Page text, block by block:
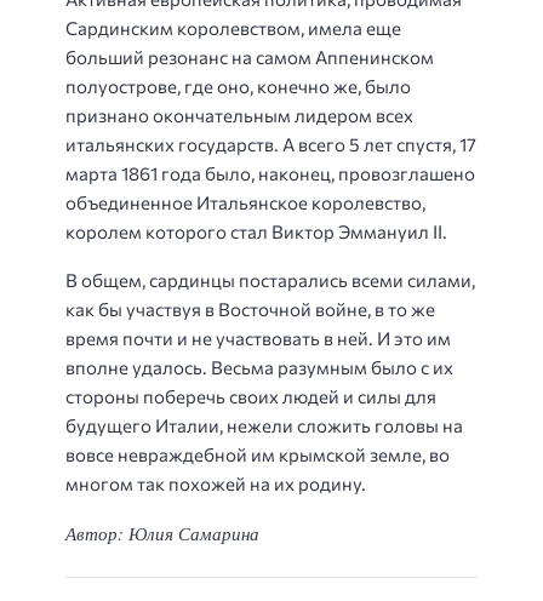
Сардинским королевством, имела еще
больший резонанс на самом Аппенинском
полуострове, где оно, конечно же, было
признано окончательным лидером всех
итальянских государств. А всего 5 лет спустя, 17
марта 1861 года было, наконец, провозглашено
объединенное Итальянское королевство,
королем которого стал Виктор Эммануил II.
В общем, сардинцы постарались всеми силами,
как бы участвуя в Восточной войне, в то же
время почти и не участвовать в ней. И это им
вполне удалось. Весьма разумным было с их
стороны поберечь своих людей и силы для
будущего Италии, нежели сложить головы на
вовсе невраждебной им крымской земле, во
многом так похожей на их родину.
Автор: Юлия Самарина